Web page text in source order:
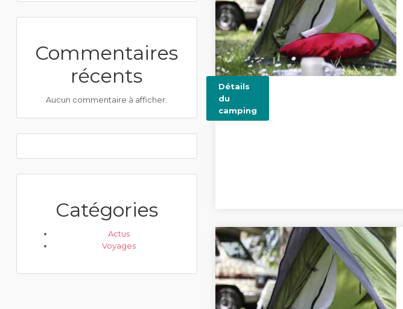
Commentaires
récents
Aucun commentaire à afficher.
Catégories
Actus
Voyages
Détails
du
camping